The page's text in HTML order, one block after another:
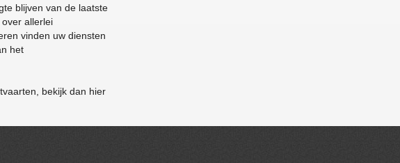
blijven van de laatste
allerlei
vinden uw diensten
het
bekijk dan hier